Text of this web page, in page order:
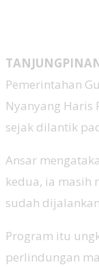
Pemerintahan
Nyanyang Haris
sejak dilantik
Ansar
kedua, ia masih
sudah
Program itu
perlindungan